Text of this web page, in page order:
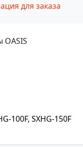
для заказа
100F, SXHG-150F